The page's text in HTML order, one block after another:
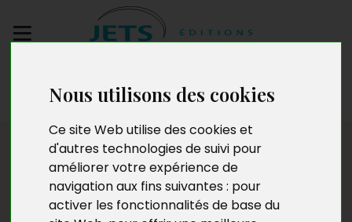
Nous utilisons des cookies
Ce site Web utilise des cookies et
d'autres technologies de suivi pour
améliorer votre expérience de
navigation aux fins suivantes : pour
activer les fonctionnalités de base du
manuscrit
Presse